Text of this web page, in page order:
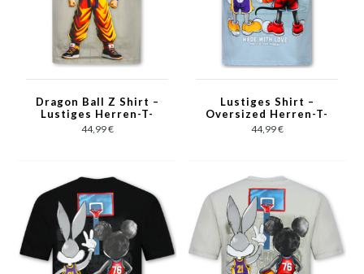
Dragon Ball Z Shirt –
Lustiges Herren-T-
Shirt – Oversized
Herren-T-Shirt – 312 –
44,99 €
Lustiges Shirt –
Oversized Herren-T-
Shirt – Lustige
Herren-T-Shirts –
44,99 €